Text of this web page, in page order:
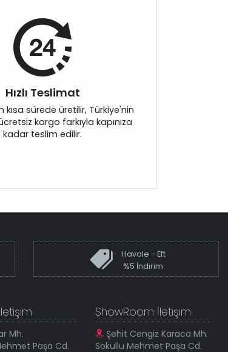
Hızlı Teslimat
kısa sürede üretilir, Türkiye'nin
kargo farkıyla kapınıza
kadar teslim edilir.
Havale - Eft
%5 İndirim
Mh.
Paşa Cd.
ShowRoom İletişim
Şehit Cengiz Karaca Mh.
Sokullu Mehmet Paşa Cd.